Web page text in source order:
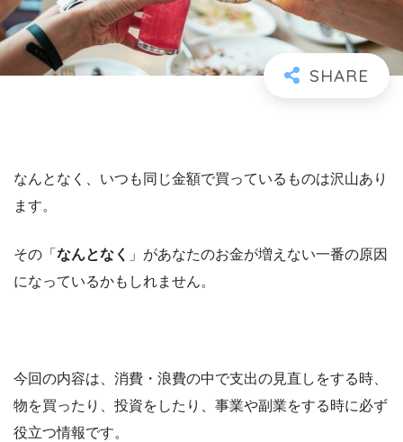
なんとなく、いつも同じ金額で買っているものは沢山あり
ます。
その「 なんとなく 」があなたのお金が増えない一番の原因
になっているかもしれません。
今回の内容は、消費・浪費の中で支出の見直しをする時、
物を買ったり、投資をしたり、事業や副業をする時に必ず
役立つ情報です。